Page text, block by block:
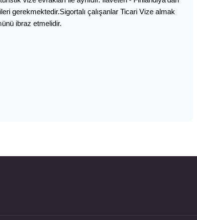
gerekmektedir.Sigortalı çalışanlar Ticari Vize almak
ibraz etmelidir.